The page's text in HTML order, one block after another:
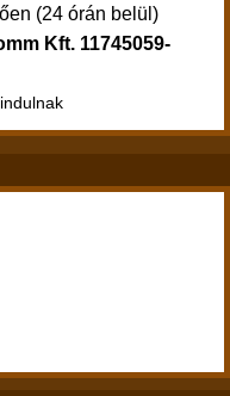
(24 órán belül)
Kft. 11745059-